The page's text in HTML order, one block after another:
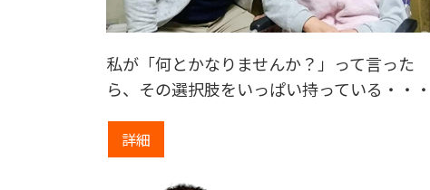
私が「何とかなりませんか？」って言った
ら、その選択肢をいっぱい持っている・・・
詳細